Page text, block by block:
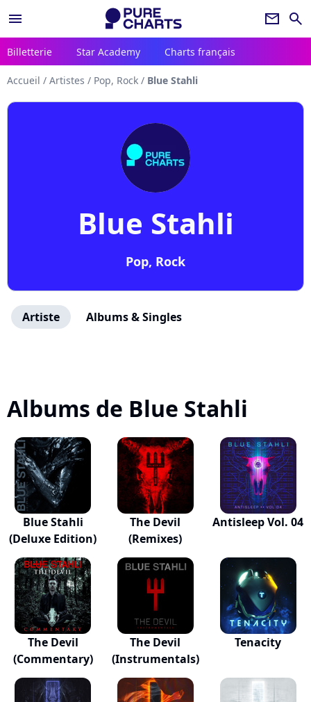
menu newsletter search
Billetterie Star Academy Charts français
Accueil / Artistes / Pop, Rock / Blue Stahli
Blue Stahli
Pop, Rock
Artiste Albums & Singles
Albums de Blue Stahli
Blue Stahli
(Deluxe Edition)
The Devil
(Remixes)
Antisleep Vol. 04
The Devil
(Commentary)
The Devil
(Instrumentals)
Tenacity